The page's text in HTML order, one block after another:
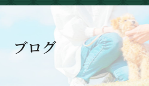
ブログ